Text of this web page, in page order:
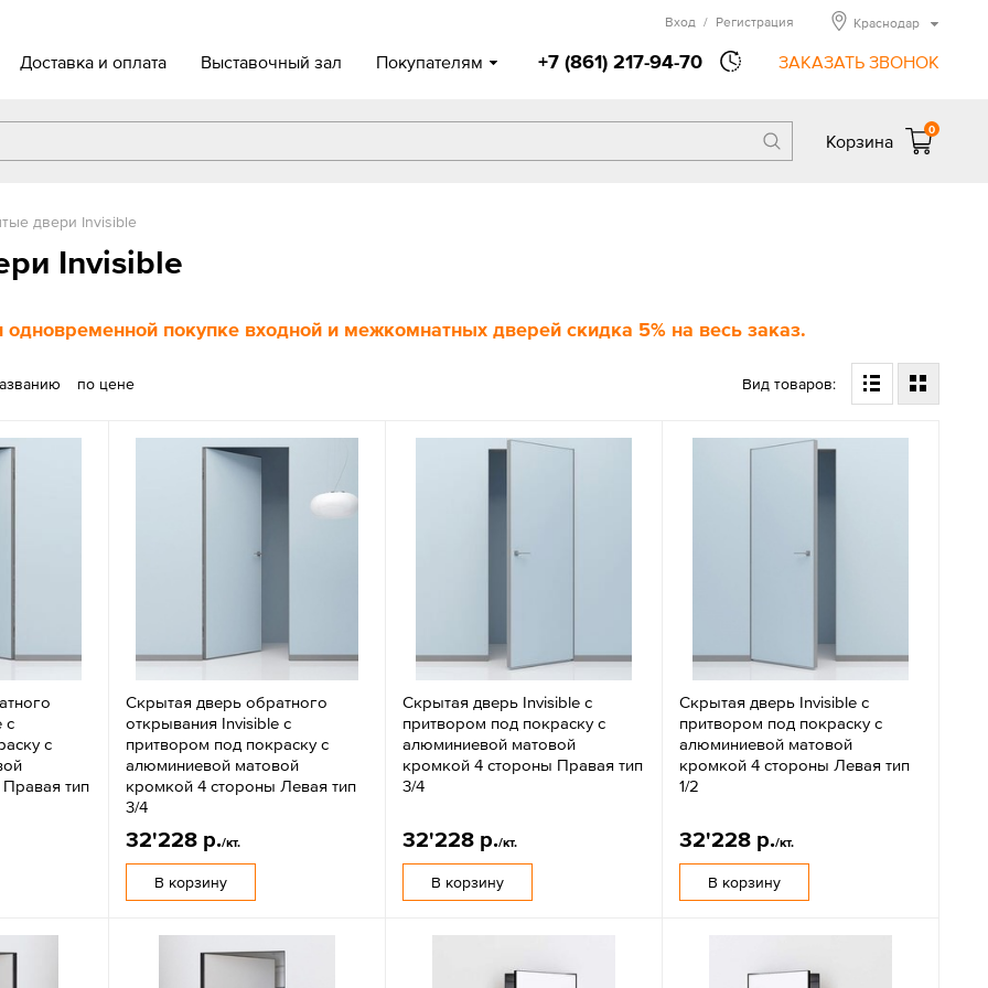
Доставка и оплата Выставочный зал Покупателям +7 (861) 217-94-70 ЗАКАЗАТЬ ЗВОНОК
Вход / Регистрация Краснодар
Корзина
0
двери Invisible
Invisible
одновременной покупке входной и межкомнатных дверей скидка 5% на весь заказ.
по цене Вид товаров:
с
с
тип
Скрытая дверь обратного
открывания Invisible с
притвором под покраску с
алюминиевой матовой
кромкой 4 стороны Левая тип
3/4
32'228 р./кт.
В корзину
Скрытая дверь Invisible с
притвором под покраску с
алюминиевой матовой
кромкой 4 стороны Правая тип
3/4
32'228 р./кт.
В корзину
Скрытая дверь Invisible с
притвором под покраску с
алюминиевой матовой
кромкой 4 стороны Левая тип
1/2
32'228 р./кт.
В корзину